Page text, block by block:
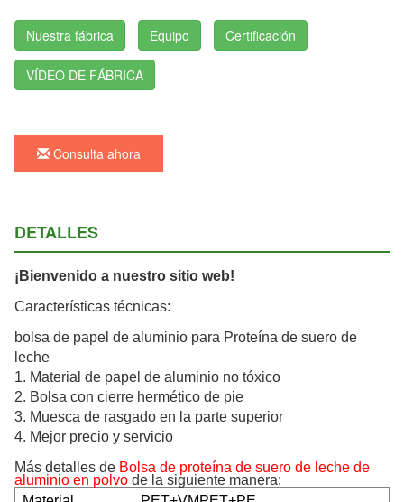
Nuestra fábrica Equipo Certificación
VÍDEO DE FÁBRICA
Consulta ahora
DETALLES
¡Bienvenido a nuestro sitio web!
Características técnicas:
bolsa de papel de aluminio para Proteína de suero de
leche
1. Material de papel de aluminio no tóxico
2. Bolsa con cierre hermético de pie
3. Muesca de rasgado en la parte superior
4. Mejor precio y servicio
Más detalles de Bolsa de proteína de suero de leche de
aluminio en polvo de la siguiente manera: